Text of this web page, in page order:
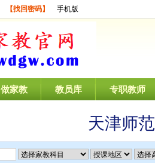
【找回密码】 手机版
做家教 教员库 专职教师
天津师